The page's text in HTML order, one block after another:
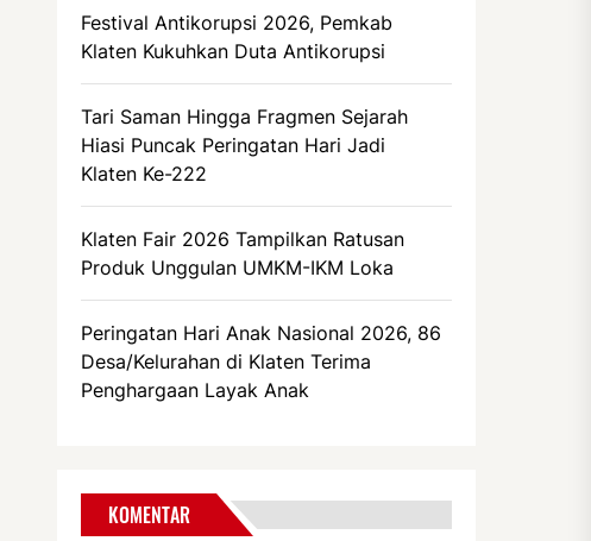
Festival Antikorupsi 2026, Pemkab
Klaten Kukuhkan Duta Antikorupsi
Tari Saman Hingga Fragmen Sejarah
Hiasi Puncak Peringatan Hari Jadi
Klaten Ke-222
Klaten Fair 2026 Tampilkan Ratusan
Produk Unggulan UMKM-IKM Loka
Peringatan Hari Anak Nasional 2026, 86
Desa/Kelurahan di Klaten Terima
Penghargaan Layak Anak
KOMENTAR